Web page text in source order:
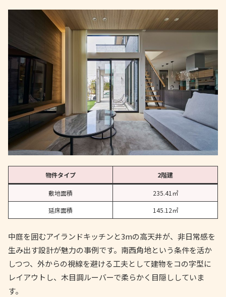
物件タイプ 2階建
敷地面積
235.41㎡
延床面積
145.12㎡
中庭を囲むアイランドキッチンと3mの高天井が、非日常感を
生み出す設計が魅力の事例です。南西角地という条件を活か
しつつ、外からの視線を避ける工夫として建物をコの字型に
レイアウトし、木目調ルーバーで柔らかく目隠ししていま
す。